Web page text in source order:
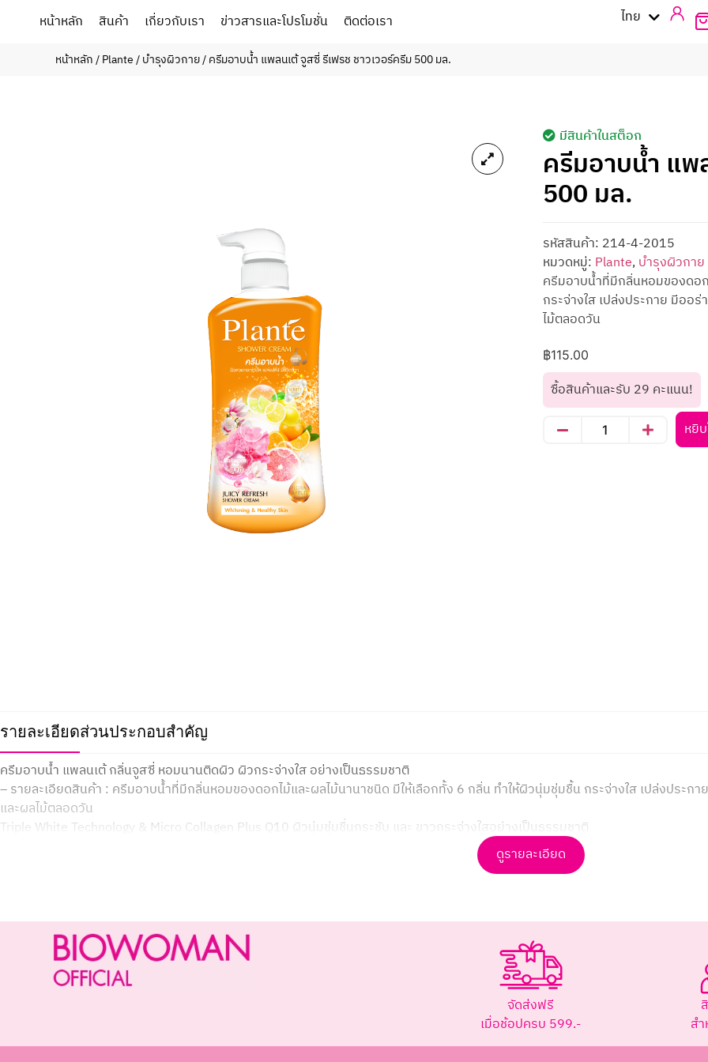
หน้าหลัก สินค้า เกี่ยวกับเรา ข่าวสารและโปรโมชั่น ติดต่อเรา ไทย
English
หน้าหลัก/Plante/บำรุงผิวกาย/ ครีมอาบน้ำ แพลนเต้ จูสซี่ รีเฟรช ชาวเวอร์ครีม 500 มล.
มีสินค้าในสต็อก
ครีมอาบน้ำ แพ
500 มล.
รหัสสินค้า: 214-4-2015
หมวดหมู่: Plante, บำรุงผิวกาย
ครีมอาบน้ำที่มีกลิ่นหอมของดอ
กระจ่างใส เปล่งประกาย มีออ
ไม้ตลอดวัน
฿115.00
ซื้อสินค้าและรับ 29 คะแนน!
หยิ
รายละเอียดส่วนประกอบสำคัญ
ครีมอาบน้ำ แพลนเต้ กลิ่นจูสซี่ หอมนานติดผิว ผิวกระจ่างใส อย่างเป็นธรรมชาติ
– รายละเอียดสินค้า : ครีมอาบน้ำที่มีกลิ่นหอมของดอกไม้และผลไม้นานาชนิด มีให้เลือกทั้ง 6 กลิ่น ทำให้ผิวนุ่มชุ่มชื้น กระจ่างใส เปล่งประ
และผลไม้ตลอดวัน
Triple White Technology & Micro Collagen Plus Q10 ผิวนุ่มชุ่มชื่นกระชับ และ ขาวกระจ่างใสอย่างเป็นธรรมชาติ
– ด้วยสารสกัดจาก
Grapefruit extract ช่วยกระตุ้น การสร้างคอลลาเจน ผลัดเซลล์ผิว เติมความชุ่มชื่นให้ผิวเนียนนุ่ม เปล่งปลั่งสดใส นุ่มเด้ง แลดูอ่อนเยาว์
Moro red orange extract ช่วยลดผิวหมองคล้ำ และ เพิ่มความสว่างสดใสของผิวพรรณอย่างเป็นธรรมชาติ
Orange Peel extract ปรับสภาพผิวให้ขาวกระจ่างใส
ดูรายละเอียด
จัดส่งฟรี
เมื่อช้อปครบ 599.-
ส